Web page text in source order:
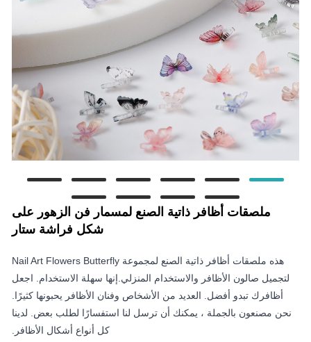
ملصقات أظافر ذاتية الصنع لمسمار فن الزهور على
شكل فراشة ستار
هذه ملصقات أظافر ذاتية الصنع لمجموعة Nail Art Flowers Butterfly
لتجميل صالون الأظافر والاستخدام المنزلي.إنها سهلة الاستخدام. اجعل
أظافرك تبدو أفضل. العديد من الأشخاص وفنان الأظافر يحبونها كثيرًا.
نحن مصنعون بالجملة ، يمكنك أن ترسل لنا استفسارًا لطلب بعض. لدينا
كل أنواع أشكال الأظافر.